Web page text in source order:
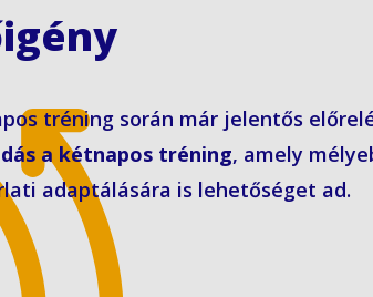
tréning során már jelentős
a kétnapos tréning, amely
adaptálására is lehetőséget ad.